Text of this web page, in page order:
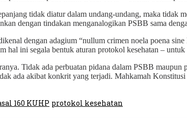
tidak diatur dalam undang-undang, maka
dengan tindakan menganalogikan PSBB sama
dengan adagium “nullum crimen noela poena
hal ini segala bentuk aturan protokol kesehatan –
Tidak ada perbuatan pidana dalam PSBB maupun
ada akibat konkrit yang terjadi. Mahkamah
160 KUHP protokol kesehatan